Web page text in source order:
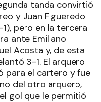
tanda convirtió
y Juan Figueredo
pero en la tercera
ante Emiliano
Acosta y, de esta
3-1. El arquero
para el cartero y fue
del otro arquero,
gol que le permitió